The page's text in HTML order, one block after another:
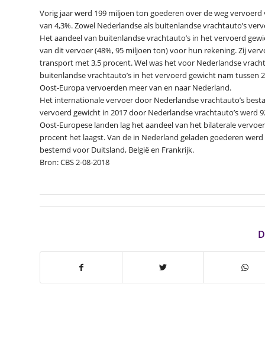
Vorig jaar werd 199 miljoen ton goederen over de weg
van 4,3%. Zowel Nederlandse als buitenlandse vrachtauto’s
Het aandeel van buitenlandse vrachtauto’s in het vervoerd
van dit vervoer (48%, 95 miljoen ton) voor hun rekening. Zij
transport met 3,5 procent. Wel was het voor Nederlandse
buitenlandse vrachtauto’s in het vervoerd gewicht nam tussen
Oost-Europa vervoerden meer van en naar Nederland.
Het internationale vervoer door Nederlandse vrachtauto’s
vervoerd gewicht in 2017 door Nederlandse vrachtauto’s werd
Oost-Europese landen lag het aandeel van het bilaterale
procent het laagst. Van de in Nederland geladen goederen
bestemd voor Duitsland, België en Frankrijk.
Bron: CBS 2-08-2018